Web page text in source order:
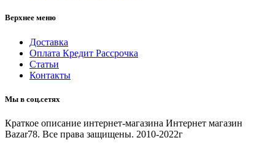
Верхнее меню
Доставка
Оплата Кредит Рассрочка
Статьи
Контакты
Мы в соц.сетях
Краткое описание интернет-магазина Интернет магазин
Bazar78. Все права защищены. 2010-2022г